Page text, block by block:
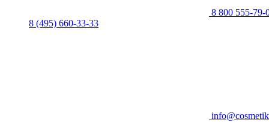
8 800 555-79-
8 (495) 660-33-33